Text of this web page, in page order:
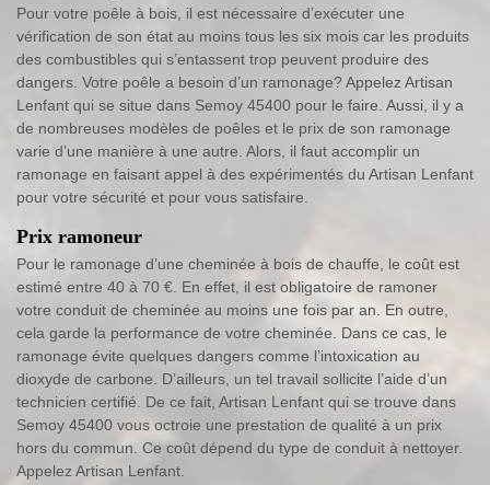
Pour votre poêle à bois, il est nécessaire d’exécuter une
vérification de son état au moins tous les six mois car les produits
des combustibles qui s’entassent trop peuvent produire des
dangers. Votre poêle a besoin d’un ramonage? Appelez Artisan
Lenfant qui se situe dans Semoy 45400 pour le faire. Aussi, il y a
de nombreuses modèles de poêles et le prix de son ramonage
varie d’une manière à une autre. Alors, il faut accomplir un
ramonage en faisant appel à des expérimentés du Artisan Lenfant
pour votre sécurité et pour vous satisfaire.
Prix ramoneur
Pour le ramonage d’une cheminée à bois de chauffe, le coût est
estimé entre 40 à 70 €. En effet, il est obligatoire de ramoner
votre conduit de cheminée au moins une fois par an. En outre,
cela garde la performance de votre cheminée. Dans ce cas, le
ramonage évite quelques dangers comme l’intoxication au
dioxyde de carbone. D’ailleurs, un tel travail sollicite l’aide d’un
technicien certifié. De ce fait, Artisan Lenfant qui se trouve dans
Semoy 45400 vous octroie une prestation de qualité à un prix
hors du commun. Ce coût dépend du type de conduit à nettoyer.
Appelez Artisan Lenfant.